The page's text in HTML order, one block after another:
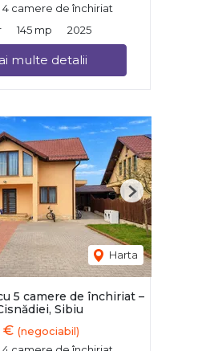
4 camere de închiriat
145 mp 2025
multe detalii
Harta
Next
5 camere de închiriat –
Sibiu
€ (negociabil)